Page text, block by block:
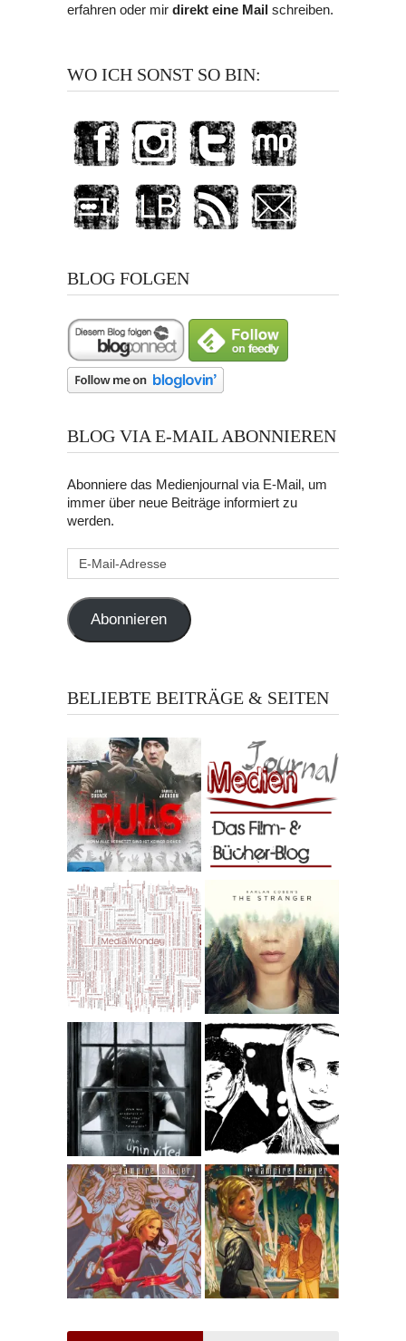
erfahren oder mir direkt eine Mailschreiben.
WO ICH SONST SO BIN:
BLOG FOLGEN
BLOG VIA E-MAIL ABONNIEREN
Abonniere das Medienjournal via E-Mail, um
immer über neue Beiträge informiert zu
werden.
Abonnieren
BELIEBTE BEITRÄGE & SEITEN